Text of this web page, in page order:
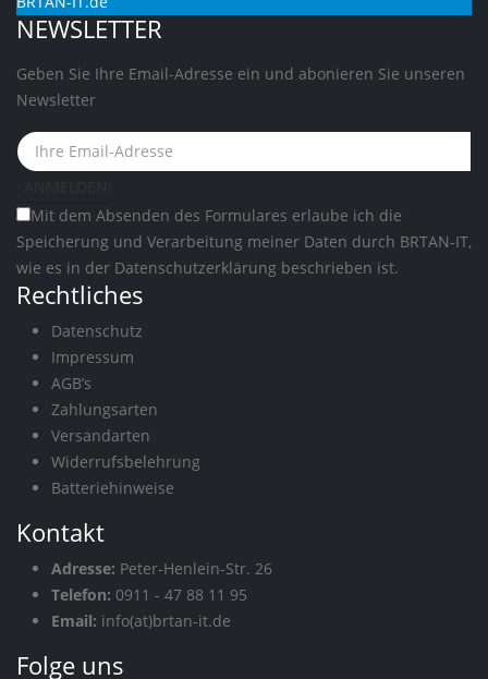
NEWSLETTER
Geben Sie Ihre Email-Adresse ein und abonieren Sie unseren
Newsletter
Mit dem Absenden des Formulares erlaube ich die
Speicherung und Verarbeitung meiner Daten durch BRTAN-IT,
wie es in der Datenschutzerklärung beschrieben ist.
Rechtliches
Datenschutz
Impressum
AGB’s
Zahlungsarten
Versandarten
Widerrufsbelehrung
Batteriehinweise
Kontakt
Adresse: Peter-Henlein-Str. 26
Telefon: 0911 - 47 88 11 95
Email: info(at)brtan-it.de
Folge uns